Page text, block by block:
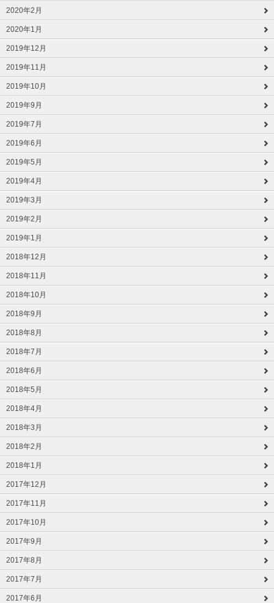
2020年2月
2020年1月
2019年12月
2019年11月
2019年10月
2019年9月
2019年7月
2019年6月
2019年5月
2019年4月
2019年3月
2019年2月
2019年1月
2018年12月
2018年11月
2018年10月
2018年9月
2018年8月
2018年7月
2018年6月
2018年5月
2018年4月
2018年3月
2018年2月
2018年1月
2017年12月
2017年11月
2017年10月
2017年9月
2017年8月
2017年7月
2017年6月